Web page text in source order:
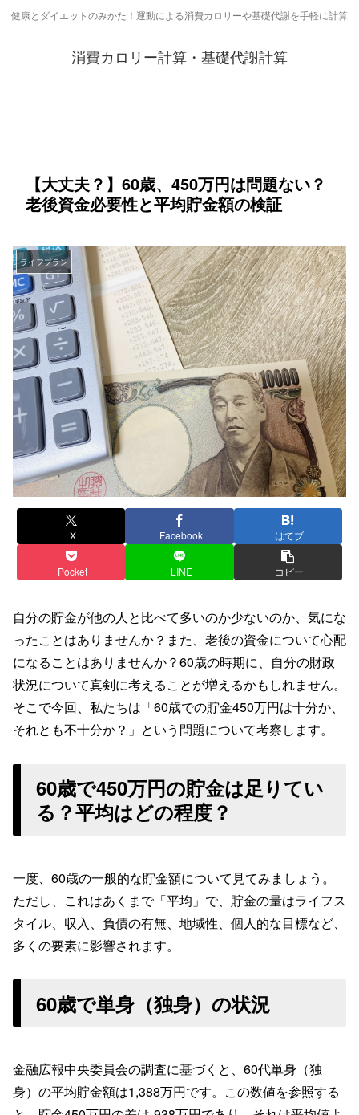
健康とダイエットのみかた！運動による消費カロリーや基礎代謝を手軽に計算
消費カロリー計算・基礎代謝計算
【大丈夫？】60歳、450万円は問題ない？
老後資金必要性と平均貯金額の検証
ライフプラン
X Facebook はてブ
Pocket LINE コピー
自分の貯金が他の人と比べて多いのか少ないのか、気にな
ったことはありませんか？また、老後の資金について心配
になることはありませんか？60歳の時期に、自分の財政
状況について真剣に考えることが増えるかもしれません。
そこで今回、私たちは「60歳での貯金450万円は十分か、
それとも不十分か？」という問題について考察します。
60歳で450万円の貯金は足りてい
る？平均はどの程度？
一度、60歳の一般的な貯金額について見てみましょう。
ただし、これはあくまで「平均」で、貯金の量はライフス
タイル、収入、負債の有無、地域性、個人的な目標など、
多くの要素に影響されます。
60歳で単身（独身）の状況
金融広報中央委員会の調査に基づくと、60代単身（独
身）の平均貯金額は1,388万円です。この数値を参照する